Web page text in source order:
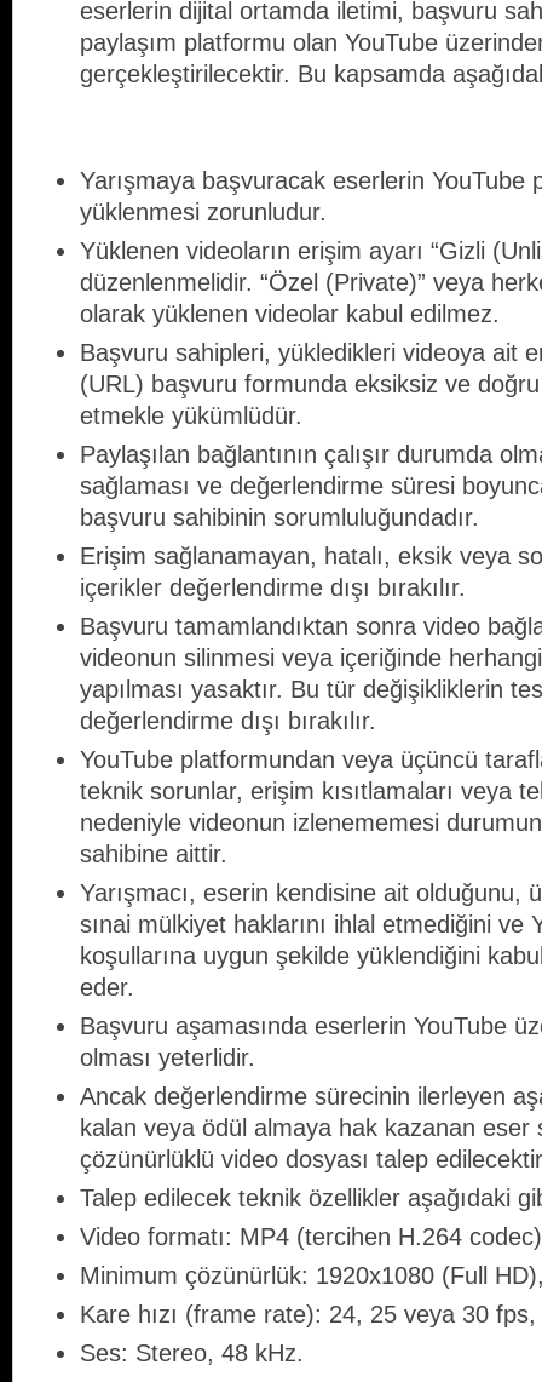
eserlerin dijital ortamda iletimi, başvuru
paylaşım platformu olan YouTube
gerçekleştirilecektir. Bu kapsamda
Yarışmaya başvuracak eserlerin YouTube
yüklenmesi zorunludur.
Yüklenen videoların erişim ayarı “Gizli
düzenlenmelidir. “Özel (Private)” veya
olarak yüklenen videolar kabul edilmez.
Başvuru sahipleri, yükledikleri videoya ait
(URL) başvuru formunda eksiksiz ve
etmekle yükümlüdür.
Paylaşılan bağlantının çalışır durumda
sağlaması ve değerlendirme süresi
başvuru sahibinin sorumluluğundadır.
Erişim sağlanamayan, hatalı, eksik veya
içerikler değerlendirme dışı bırakılır.
Başvuru tamamlandıktan sonra video
videonun silinmesi veya içeriğinde
yapılması yasaktır. Bu tür değişikliklerin
değerlendirme dışı bırakılır.
YouTube platformundan veya üçüncü
teknik sorunlar, erişim kısıtlamaları veya
nedeniyle videonun izlenememesi
sahibine aittir.
Yarışmacı, eserin kendisine ait olduğunu,
sınai mülkiyet haklarını ihlal etmediğini ve
koşullarına uygun şekilde yüklendiğini
eder.
Başvuru aşamasında eserlerin YouTube
olması yeterlidir.
Ancak değerlendirme sürecinin ilerleyen
kalan veya ödül almaya hak kazanan eser
çözünürlüklü video dosyası talep
Talep edilecek teknik özellikler aşağıdaki
Video formatı: MP4 (tercihen H.264
Minimum çözünürlük: 1920x1080 (Full
Kare hızı (frame rate): 24, 25 veya 30 fps,
Ses: Stereo, 48 kHz.